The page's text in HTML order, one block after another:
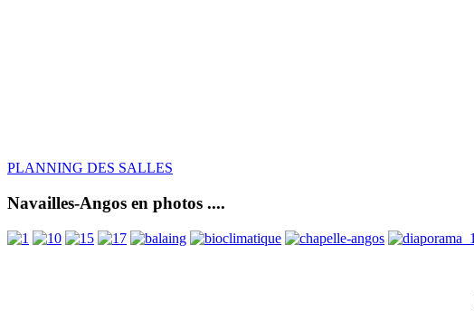
PLANNING DES SALLES
Navailles-Angos en photos ....